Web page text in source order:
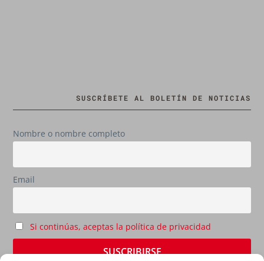
SUSCRÍBETE AL BOLETÍN DE NOTICIAS
Nombre o nombre completo
Email
Si continúas, aceptas la política de privacidad